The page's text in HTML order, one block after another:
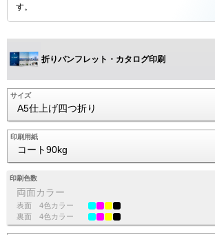
す。
折りパンフレット・カタログ印刷
サイズ
A5仕上げ四つ折り
印刷用紙
コート90kg
印刷色数
両面カラー
表面
4色カラー
裏面
4色カラー